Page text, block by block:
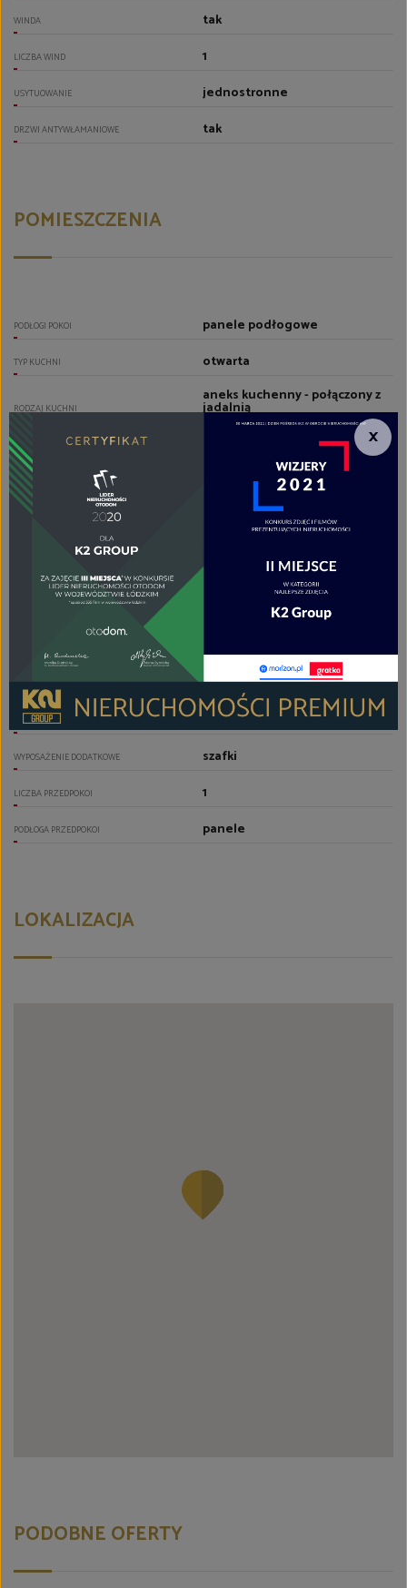
WINDA tak
LICZBA WIND 1
USYTUOWANIE jednostronne
DRZWI ANTYWŁAMANIOWE tak
POMIESZCZENIA
PODŁOGI POKOI panele podłogowe
TYP KUCHNI otwarta
RODZAJ KUCHNI
aneks kuchenny - połączony z
jadalnią
PODŁOGA KUCHNI
zabudowa kuchenna,
kuchenka, zlewozmywak z
baterią, wyposażenie drobne,
płyta indukcyjna, piekarnik,
okap, lodówko/zamrażarka
razem z wc
LICZBA ŁAZIENEK
GLAZURA ŁAZIENKI
WYPOSAŻENIE ŁAZIENKI
lustro, pralka, umywalka,
wanna, WC
WYPOSAŻENIE DODATKOWE szafki
LICZBA PRZEDPOKOI 1
PODŁOGA PRZEDPOKOI panele
LOKALIZACJA
PODOBNE OFERTY
×